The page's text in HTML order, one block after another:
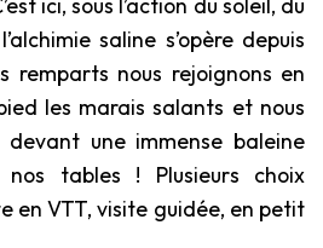
saline s’opère depuis
remparts nous rejoignons en
les marais salants et nous
une immense baleine
tables ! Plusieurs choix
en VTT, visite guidée, en petit